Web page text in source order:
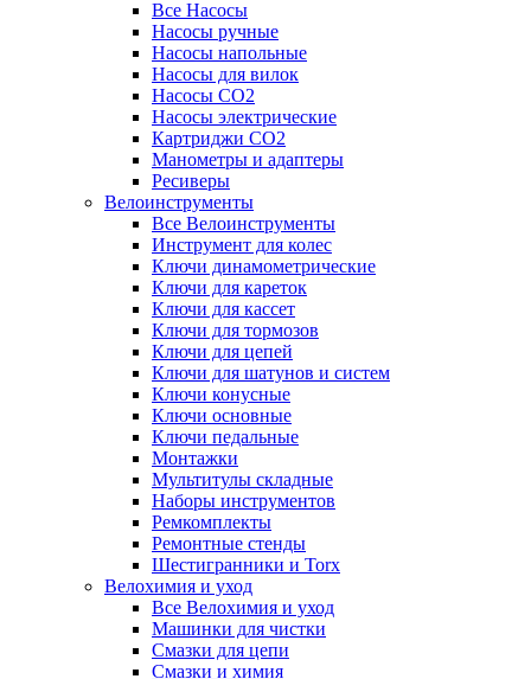
Все Насосы
Насосы ручные
Насосы напольные
Насосы для вилок
Насосы CO2
Насосы электрические
Картриджи CO2
Манометры и адаптеры
Ресиверы
Велоинструменты
Все Велоинструменты
Инструмент для колес
Ключи динамометрические
Ключи для кареток
Ключи для кассет
Ключи для тормозов
Ключи для цепей
Ключи для шатунов и систем
Ключи конусные
Ключи основные
Ключи педальные
Монтажки
Мультитулы складные
Наборы инструментов
Ремкомплекты
Ремонтные стенды
Шестигранники и Torx
Велохимия и уход
Все Велохимия и уход
Машинки для чистки
Смазки для цепи
Смазки и химия